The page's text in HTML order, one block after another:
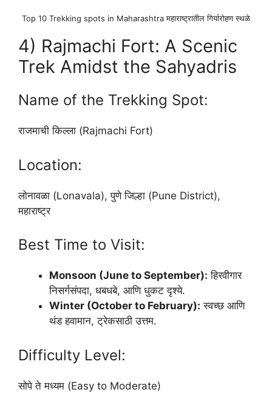
Top 10 Trekking spots in Maharashtra महाराष्ट्रातील गिर्यारोहण स्थळे
4) Rajmachi Fort: A Scenic
Trek Amidst the Sahyadris
Name of the Trekking Spot:
राजमाची किल्ला (Rajmachi Fort)
Location:
लोनावळा (Lonavala), पुणे जिल्हा (Pune District),
महाराष्ट्र
Best Time to Visit:
Monsoon (June to September): हिरवीगार
निसर्गसंपदा, धबधबे, आणि धुकट दृश्ये.
Winter (October to February): स्वच्छ आणि
थंड हवामान, ट्रेकसाठी उत्तम.
Difficulty Level:
सोपे ते मध्यम (Easy to Moderate)